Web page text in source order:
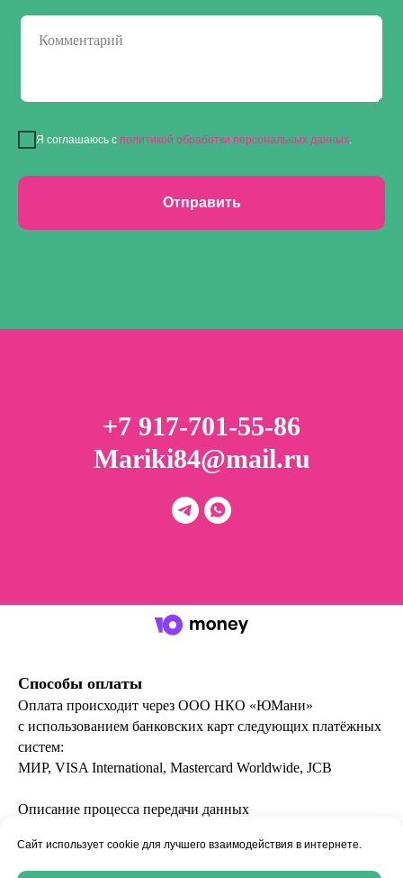
Сайт использует cookie для лучшего взаимодействия в интернете.
Я соглашаюсь с политикой обработки персональных данных.
Отправить
+7 917-701-55-86
Mariki84@mail.ru
Способы оплаты
Оплата происходит через ООО НКО «ЮМани»
с использованием банковских карт следующих платёжных
систем:
МИР, VISA International, Mastercard Worldwide, JCB
Описание процесса передачи данных
Возврат билета
Акционные билеты обмену и возврату не подлежат.